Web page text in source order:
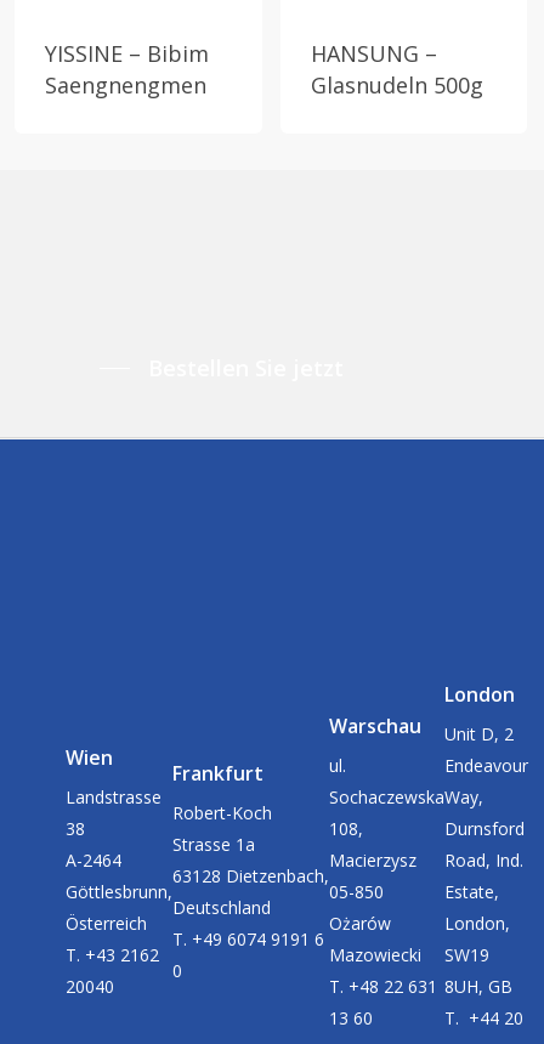
YISSINE – Bibim
Saengnengmen
HANSUNG –
Glasnudeln 500g
Wien
Landstrasse
38
A-2464
Göttlesbrunn,
Österreich
T. +43 2162
20040
Frankfurt
Robert-Koch
Strasse 1a
63128 Dietzenbach,
Deutschland
T. +49 6074 9191 6
0
Warschau
ul.
Sochaczewska
108,
Macierzysz
05-850
Ożarów
Mazowiecki
T. +48 22 631
13 60
London
Unit D, 2
Endeavour
Way,
Durnsford
Road, Ind.
Estate,
London,
SW19
8UH, GB
T. +44 20